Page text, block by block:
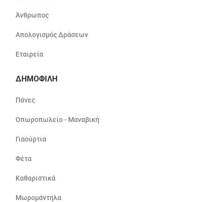
Άνθρωπος
Απολογισμός Δράσεων
Εταιρεία
ΔΗΜΟΦΙΛΗ
Πάνες
Οπωροπωλείο - Μαναβική
Γιαούρτια
Φέτα
Καθαριστικά
Μωρομάντηλα